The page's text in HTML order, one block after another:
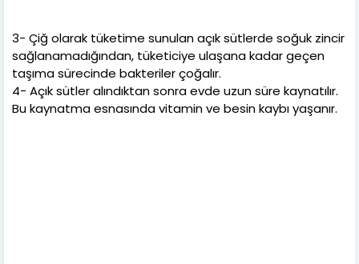
3- Çiğ olarak tüketime sunulan açık sütlerde soğuk zincir
sağlanamadığından, tüketiciye ulaşana kadar geçen
taşıma sürecinde bakteriler çoğalır.
4- Açık sütler alındıktan sonra evde uzun süre kaynatılır.
Bu kaynatma esnasında vitamin ve besin kaybı yaşanır.